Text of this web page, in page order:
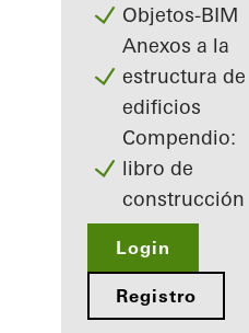
Objetos-BIM
Anexos a la
estructura de
edificios
Compendio:
libro de
construcción
Login
Registro